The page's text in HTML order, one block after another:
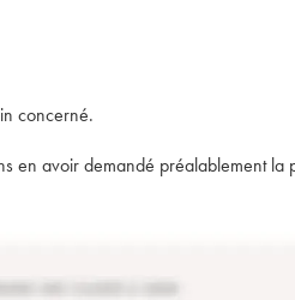
concerné.
en avoir demandé préalablement la